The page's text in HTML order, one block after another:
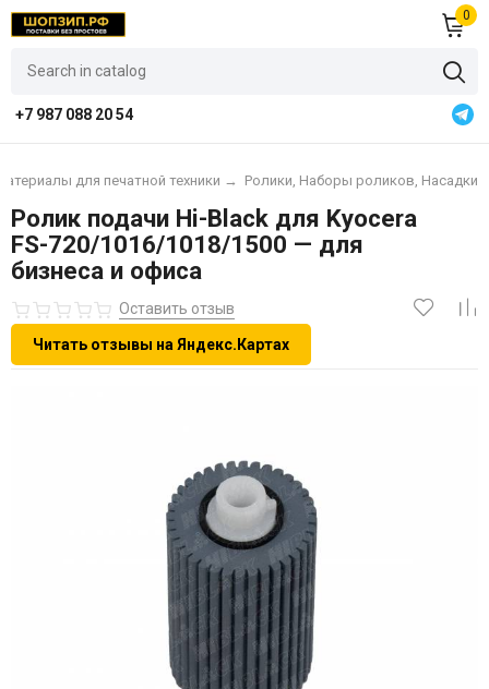
0
+7 987 088 20 54
для печатной техники → Ролики, Наборы роликов, Насадки
Ролик подачи Hi-Black для Kyocera
FS-720/1016/1018/1500 — для
бизнеса и офиса
Оставить отзыв
Читать отзывы на Яндекс.Картах